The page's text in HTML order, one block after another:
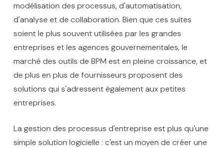
modélisation des processus, d'automatisation,
d'analyse et de collaboration. Bien que ces suites
soient le plus souvent utilisées par les grandes
entreprises et les agences gouvernementales, le
marché des outils de BPM est en pleine croissance, et
de plus en plus de fournisseurs proposent des
solutions qui s'adressent également aux petites
entreprises.
La gestion des processus d'entreprise est plus qu'une
simple solution logicielle : c'est un moyen de créer une